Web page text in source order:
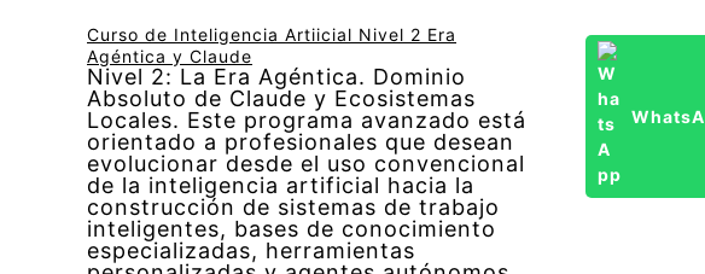
Curso de Inteligencia Artiicial Nivel 2 Era
Agéntica y Claude
Nivel 2: La Era Agéntica. Dominio
Absoluto de Claude y Ecosistemas
Locales. Este programa avanzado está
orientado a profesionales que desean
evolucionar desde el uso convencional
de la inteligencia artificial hacia la
construcción de sistemas de trabajo
inteligentes, bases de conocimiento
especializadas, herramientas